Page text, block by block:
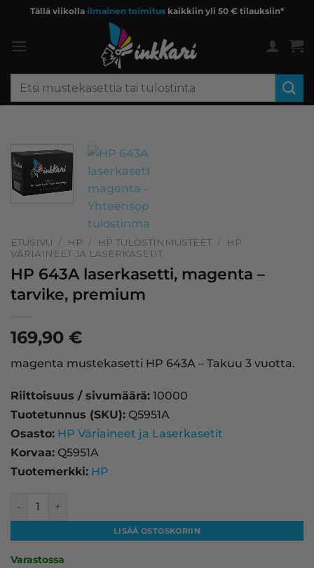
content
Tällä viikolla ilmainen toimitus kaikkiin yli 50 € tilauksiin*
Etsi:
ETUSIVU / HP / HP TULOSTINMUSTEET /
HP
VÄRIAINEET JA LASERKASETIT
HP 643A laserkasetti, magenta –
tarvike, premium
169,90 €
magenta mustekasetti HP 643A – Takuu 3 vuotta.
Riittoisuus / sivumäärä: 10000
Tuotetunnus (SKU): Q5951A
Osasto: HP Väriaineet ja Laserkasetit
Korvaa: Q5951A
Tuotemerkki: HP
HP 643A laserkasetti, magenta – tarvike, premium määrä
LISÄÄ OSTOSKORIIN
Varastossa